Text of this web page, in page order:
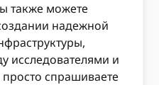
также можете
надежной
исследователями и
спрашиваете